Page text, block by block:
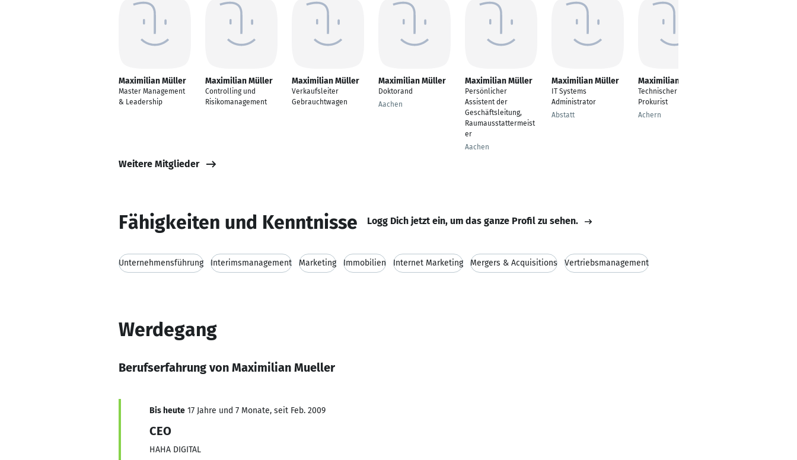
Maximilian Müller
Master Management
& Leadership
Maximilian Müller
Controlling und
Risikomanagement
Maximilian Müller
Verkaufsleiter
Gebrauchtwagen
Maximilian Müller
Doktorand
Aachen
Maximilian Müller
Persönlicher
Assistent der
Geschäftsleitung,
Raumausstattermeist
er
Aachen
Maximilian Müller
IT Systems
Administrator
Abstatt
Maximilian Müller
Technischer Leiter |
Prokurist
Achern
Weitere Mitglieder
Fähigkeiten und Kenntnisse Logg Dich jetzt ein, um das ganze Profil zu sehen.
Unternehmensführung Interimsmanagement Marketing Immobilien Internet Marketing Mergers & Acquisitions Vertriebsmanagement
Werdegang
Berufserfahrung von Maximilian Mueller
Bis heute 17 Jahre und 7 Monate, seit Feb. 2009
CEO
HAHA DIGITAL